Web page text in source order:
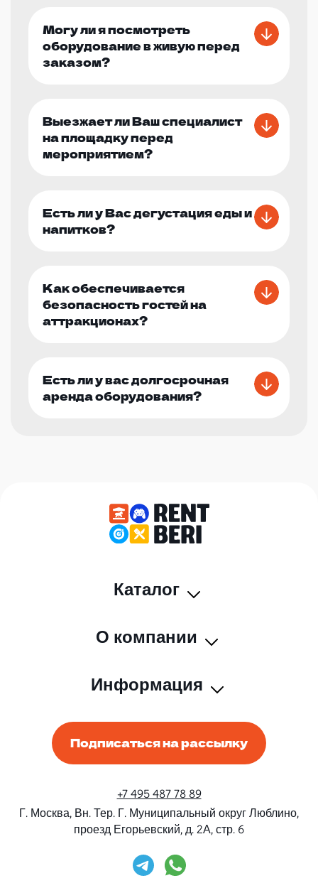
Могу ли я посмотреть
оборудование в живую перед
заказом?
Выезжает ли Ваш специалист
на площадку перед
мероприятием?
Есть ли у Вас дегустация еды и
напитков?
Как обеспечивается
безопасность гостей на
аттракционах?
Есть ли у вас долгосрочная
аренда оборудования?
Каталог
О компании
Информация
Подписаться на рассылку
+7 495 487 78 89
Г. Москва, Вн. Тер. Г. Муниципальный округ Люблино,
проезд Егорьевский, д. 2А, стр. 6